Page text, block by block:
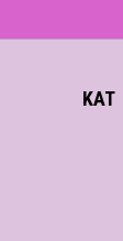
KAT